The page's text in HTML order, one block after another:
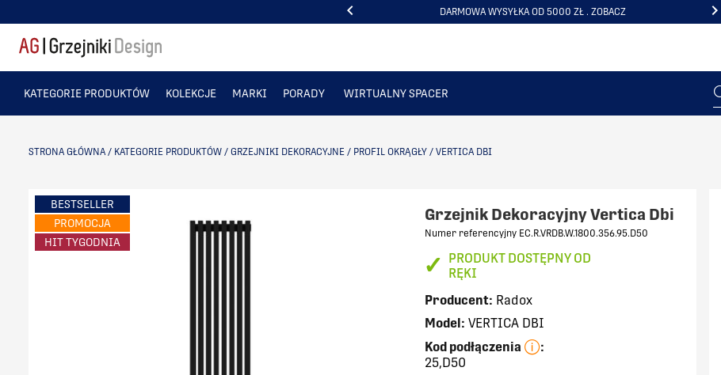
NAJWIĘSZY WYBÓR GRZEJNIKÓW DOSTĘNYCH "OD RĘKI"
ITEM
KATEGORIE PRODUKTÓW KOLEKCJE MARKI PORADY WIRTUALNY SPACER
STRONA GŁÓWNA / KATEGORIE PRODUKTÓW / GRZEJNIKI DEKORACYJNE / PROFIL OKRĄGŁY / VERTICA DBI
BESTSELLER
PROMOCJA
HIT TYGODNIA
Grzejnik Dekoracyjny Vertica Dbi
Numer referencyjny EC.R.VRDB.W.1800.356.95.D50
✓ PRODUKT DOSTĘPNY OD
RĘKI
Producent: Radox
Model: VERTICA DBI
Kod podłączenia
:
25,D50